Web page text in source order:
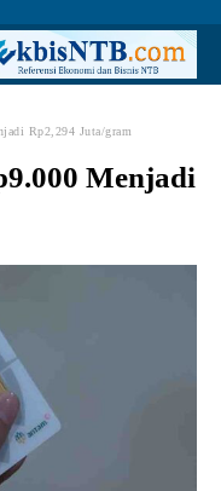
Rp2,294 Juta/gram
Menjadi